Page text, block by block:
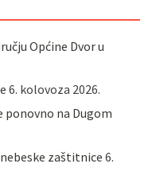
Općine Dvor u
6. kolovoza 2026.
ponovno na Dugom
zaštitnice 6.